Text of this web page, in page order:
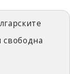
свободна